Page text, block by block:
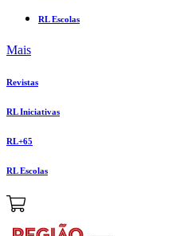
RL Escolas
Mais
Revistas
RL Iniciativas
RL+65
RL Escolas